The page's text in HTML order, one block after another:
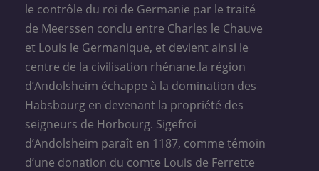
le contrôle du roi de Germanie par le traité
de Meerssen conclu entre Charles le Chauve
et Louis le Germanique, et devient ainsi le
centre de la civilisation rhénane.la région
d’Andolsheim échappe à la domination des
Habsbourg en devenant la propriété des
seigneurs de Horbourg. Sigefroi
d’Andolsheim paraît en 1187, comme témoin
d’une donation du comte Louis de Ferrette